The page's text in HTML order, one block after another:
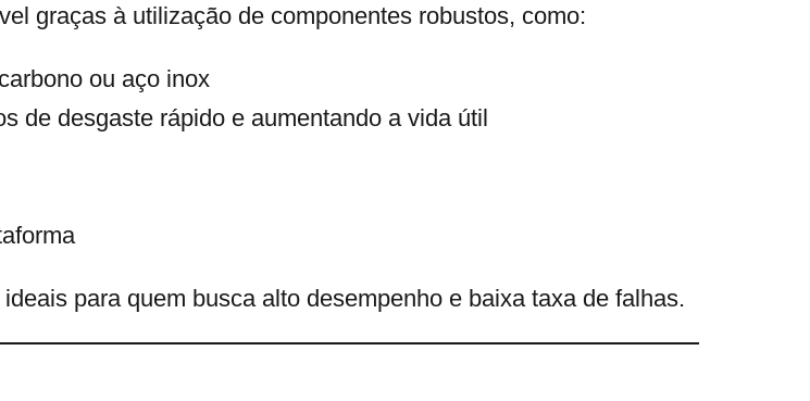
graças à utilização de componentes robustos, como:
ou aço inox
de desgaste rápido e aumentando a vida útil
para quem busca alto desempenho e baixa taxa de falhas.